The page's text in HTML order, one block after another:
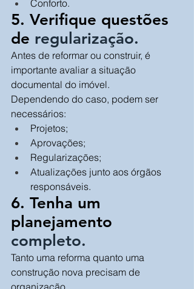
Conforto.
5. Verifique questões
de regularização.
Antes de reformar ou construir, é
importante avaliar a situação
documental do imóvel.
Dependendo do caso, podem ser
necessários:
Projetos;
Aprovações;
Regularizações;
Atualizações junto aos órgãos
responsáveis.
6. Tenha um
planejamento
completo.
Tanto uma reforma quanto uma
construção nova precisam de
organização.